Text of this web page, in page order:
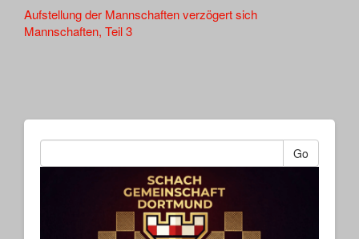
Other
Articles
Aufstellung der Mannschaften verzögert sich
Mannschaften, Teil 3
Go